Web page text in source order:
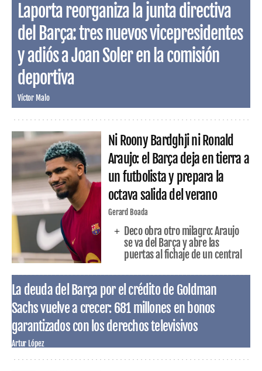
Laporta reorganiza la junta directiva
del Barça: tres nuevos vicepresidentes
y adiós a Joan Soler en la comisión
deportiva
Víctor Malo
Ni Roony Bardghji ni Ronald
Araujo: el Barça deja en tierra a
un futbolista y prepara la
octava salida del verano
Gerard Boada
Deco obra otro milagro: Araujo
se va del Barça y abre las
puertas al fichaje de un central
La deuda del Barça por el crédito de Goldman
Sachs vuelve a crecer: 681 millones en bonos
garantizados con los derechos televisivos
Artur López